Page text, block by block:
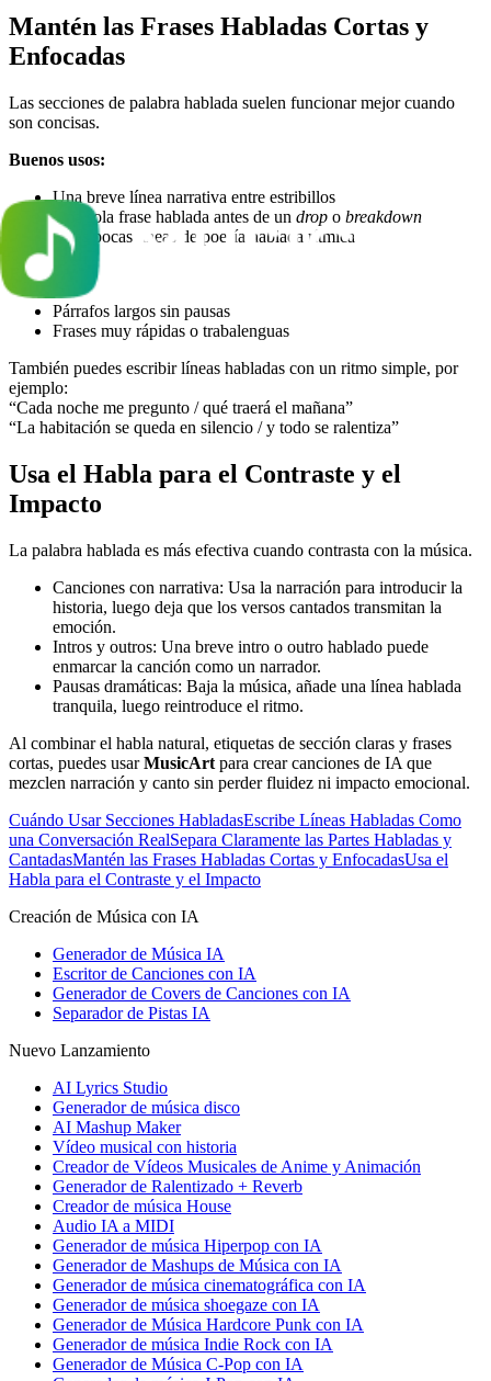
Mantén las Frases Habladas Cortas y
Enfocadas
Las secciones de palabra hablada suelen funcionar mejor cuando
son concisas.
Buenos usos:
Una breve línea narrativa entre estribillos
Una sola frase hablada antes de un drop o breakdown
Unas pocas líneas de poesía hablada rítmica
Evita:
Párrafos largos sin pausas
Frases muy rápidas o trabalenguas
También puedes escribir líneas habladas con un ritmo simple, por
ejemplo:
“Cada noche me pregunto / qué traerá el mañana”
“La habitación se queda en silencio / y todo se ralentiza”
Usa el Habla para el Contraste y el
Impacto
La palabra hablada es más efectiva cuando contrasta con la música.
Canciones con narrativa: Usa la narración para introducir la
historia, luego deja que los versos cantados transmitan la
emoción.
Intros y outros: Una breve intro o outro hablado puede
enmarcar la canción como un narrador.
Pausas dramáticas: Baja la música, añade una línea hablada
tranquila, luego reintroduce el ritmo.
Al combinar el habla natural, etiquetas de sección claras y frases
cortas, puedes usarMusicArt para crear canciones de IA que
mezclen narración y canto sin perder fluidez ni impacto emocional.
Cuándo Usar Secciones HabladasEscribe Líneas Habladas Como
una Conversación RealSepara Claramente las Partes Habladas y
CantadasMantén las Frases Habladas Cortas y EnfocadasUsa el
Habla para el Contraste y el Impacto
Creación de Música con IA
Generador de Música IA
Escritor de Canciones con IA
Generador de Covers de Canciones con IA
Separador de Pistas IA
Nuevo Lanzamiento
AI Lyrics Studio
Generador de música disco
AI Mashup Maker
Vídeo musical con historia
Creador de Vídeos Musicales de Anime y Animación
Generador de Ralentizado + Reverb
Creador de música House
Audio IA a MIDI
Generador de música Hiperpop con IA
Generador de Mashups de Música con IA
Generador de música cinematográfica con IA
Generador de música shoegaze con IA
Generador de Música Hardcore Punk con IA
Generador de música Indie Rock con IA
Generador de Música C-Pop con IA